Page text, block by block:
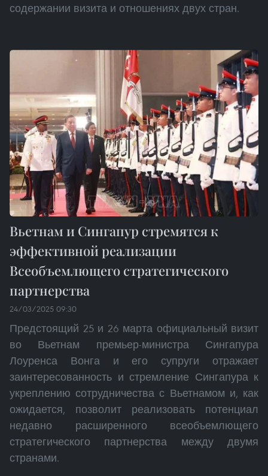
содержании визита и отношениях двух стран.
Вьетнам и Сингапур стремятся к
эффективной реализации
Всеобъемлющего стратегического
партнерства
24/03/2025 09:30
Предстоящий 25 и 26 марта официальный визит
во Вьетнам премьер-министра Сингапура
Лоуренса Вонга и его супруги отражает
заинтересованность и стремление Сингапура к
укреплению сотрудничества с Вьетнамом и, как
ожидается, позволит реализовать потенциал
недавно расширенного всеобъемлющего
стратегического партнерства между двумя
странами.